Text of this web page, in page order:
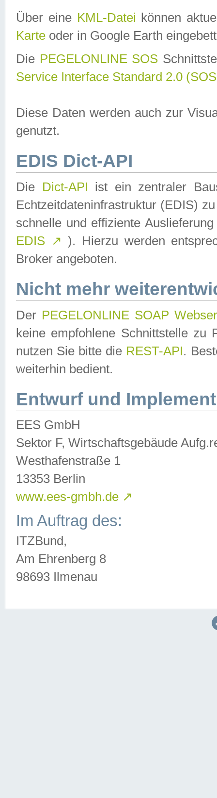
Über eine KML-Datei können
Karte oder in Google Earth
Die PEGELONLINE SOS
Service Interface Standard 2.0
Diese Daten werden auch zur
genutzt.
EDIS Dict-API
Die Dict-API ist ein zentraler
Echtzeitdateninfrastruktur (EDIS)
schnelle und effiziente
EDIS ↗ ). Hierzu werden
Broker angeboten.
Nicht mehr
Der PEGELONLINE SOAP
keine empfohlene Schnittstelle zu
nutzen Sie bitte die REST-API.
weiterhin bedient.
Entwurf und
EES GmbH
Sektor F, Wirtschaftsgebäude
Westhafenstraße 1
13353 Berlin
www.ees-gmbh.de ↗
Im Auftrag des:
ITZBund,
Am Ehrenberg 8
98693 Ilmenau